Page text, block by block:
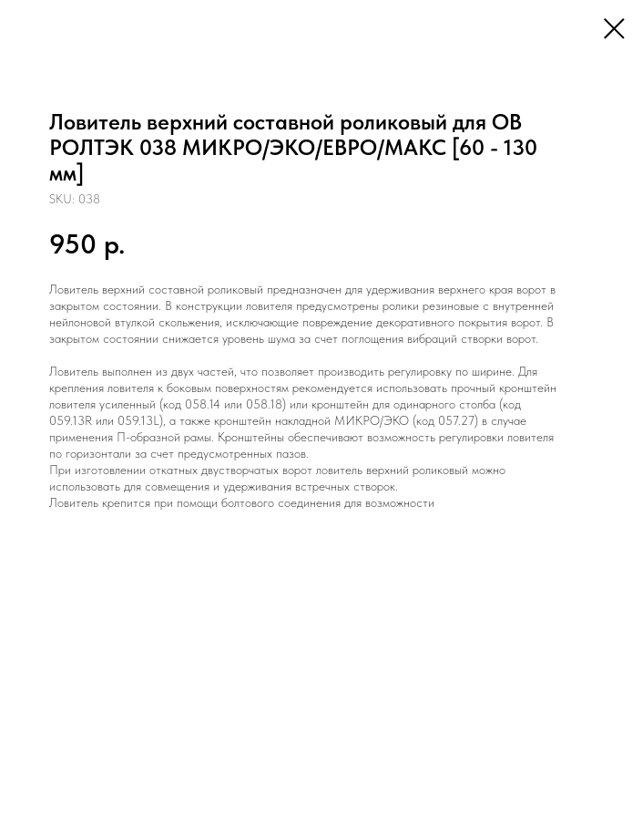
Ловитель верхний составной роликовый для ОВ
РОЛТЭК 038 МИКРО/ЭКО/ЕВРО/МАКС [60 - 130
мм]
SKU: 038
950 р.
Ловитель верхний составной роликовый предназначен для удерживания верхнего края ворот в
закрытом состоянии. В конструкции ловителя предусмотрены ролики резиновые с внутренней
нейлоновой втулкой скольжения, исключающие повреждение декоративного покрытия ворот. В
закрытом состоянии снижается уровень шума за счет поглощения вибраций створки ворот.
Ловитель выполнен из двух частей, что позволяет производить регулировку по ширине. Для
крепления ловителя к боковым поверхностям рекомендуется использовать прочный кронштейн
ловителя усиленный (код 058.14 или 058.18) или кронштейн для одинарного столба (код
059.13R или 059.13L), а также кронштейн накладной МИКРО/ЭКО (код 057.27) в случае
применения П-образной рамы. Кронштейны обеспечивают возможность регулировки ловителя
по горизонтали за счет предусмотренных пазов.
При изготовлении откатных двустворчатых ворот ловитель верхний роликовый можно
использовать для совмещения и удерживания встречных створок.
Ловитель крепится при помощи болтового соединения для возможности